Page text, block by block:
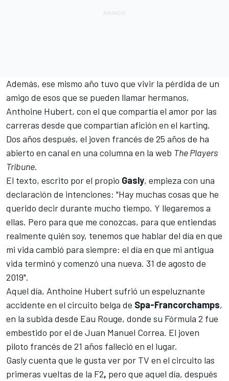
Además, ese mismo año tuvo que vivir la pérdida de un
amigo de esos que se pueden llamar hermanos,
Anthoine Hubert, con el que compartía el amor por las
carreras desde que compartían afición en el karting.
Dos años después, el joven francés de 25 años de ha
abierto en canal en una columna en la web The Players
Tribune.
El texto, escrito por el propio Gasly, empieza con una
declaración de intenciones: "Hay muchas cosas que he
querido decir durante mucho tiempo. Y llegaremos a
ellas. Pero para que me conozcas, para que entiendas
realmente quién soy, tenemos que hablar del día en que
mi vida cambió para siempre: el día en que mi antigua
vida terminó y comenzó una nueva. 31 de agosto de
2019".
Aquel día, Anthoine Hubert sufrió un espeluznante
accidente en el circuito belga de Spa-Francorchamps,
en la subida desde Eau Rouge, donde su Fórmula 2 fue
embestido por el de Juan Manuel Correa. El joven
piloto francés de 21 años falleció en el lugar.
Gasly cuenta que le gusta ver por TV en el circuito las
primeras vueltas de la F2, pero que aquel día, después